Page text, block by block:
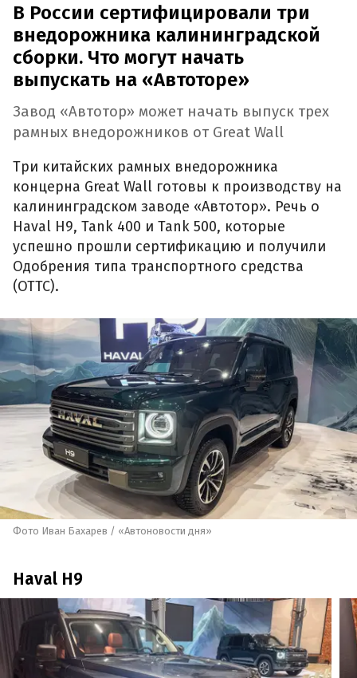
В России сертифицировали три
внедорожника калининградской
сборки. Что могут начать
выпускать на «Автоторе»
Завод «Автотор» может начать выпуск трех
рамных внедорожников от Great Wall
Три китайских рамных внедорожника
концерна Great Wall готовы к производству на
калининградском заводе «Автотор». Речь о
Haval H9, Tank 400 и Tank 500, которые
успешно прошли сертификацию и получили
Одобрения типа транспортного средства
(ОТТС).
Фото Иван Бахарев / «Автоновости дня»
Haval H9